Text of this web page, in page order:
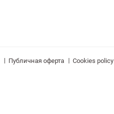
| Публичная оферта | Cookies policy